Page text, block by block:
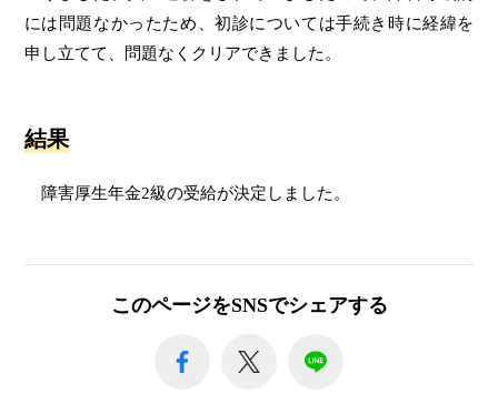
には問題なかったため、初診については手続き時に経緯を
申し立てて、問題なくクリアできました。
結果
障害厚生年金2級の受給が決定しました。
このページをSNSでシェアする